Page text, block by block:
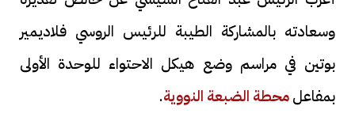
وسعادته بالمشاركة الطيبة للرئيس الروسي فلاديمير
بوتين في مراسم وضع هيكل الاحتواء للوحدة الأولى
بمفاعلمحطة الضبعة النووية.